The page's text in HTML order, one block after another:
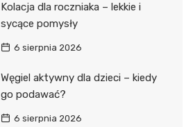
Kolacja dla roczniaka – lekkie i
sycące pomysły
6 sierpnia 2026
Węgiel aktywny dla dzieci – kiedy
go podawać?
6 sierpnia 2026